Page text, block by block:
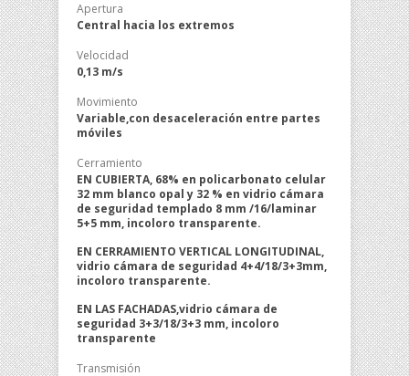
Apertura
Central hacia los extremos
Velocidad
0,13 m/s
Movimiento
Variable,con desaceleración entre partes
móviles
Cerramiento
EN CUBIERTA, 68% en policarbonato celular
32 mm blanco opal y 32 % en vidrio cámara
de seguridad templado 8 mm /16/laminar
5+5 mm, incoloro transparente.
EN CERRAMIENTO VERTICAL LONGITUDINAL,
vidrio cámara de seguridad 4+4/18/3+3mm,
incoloro transparente.
EN LAS FACHADAS,vidrio cámara de
seguridad 3+3/18/3+3 mm, incoloro
transparente
Transmisión